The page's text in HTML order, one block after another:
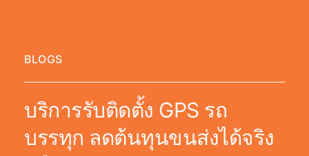
BLOGS
บริการรับติดตั้ง GPS รถ
บรรทุก ลดต้นทุนขนส่งได้จริง